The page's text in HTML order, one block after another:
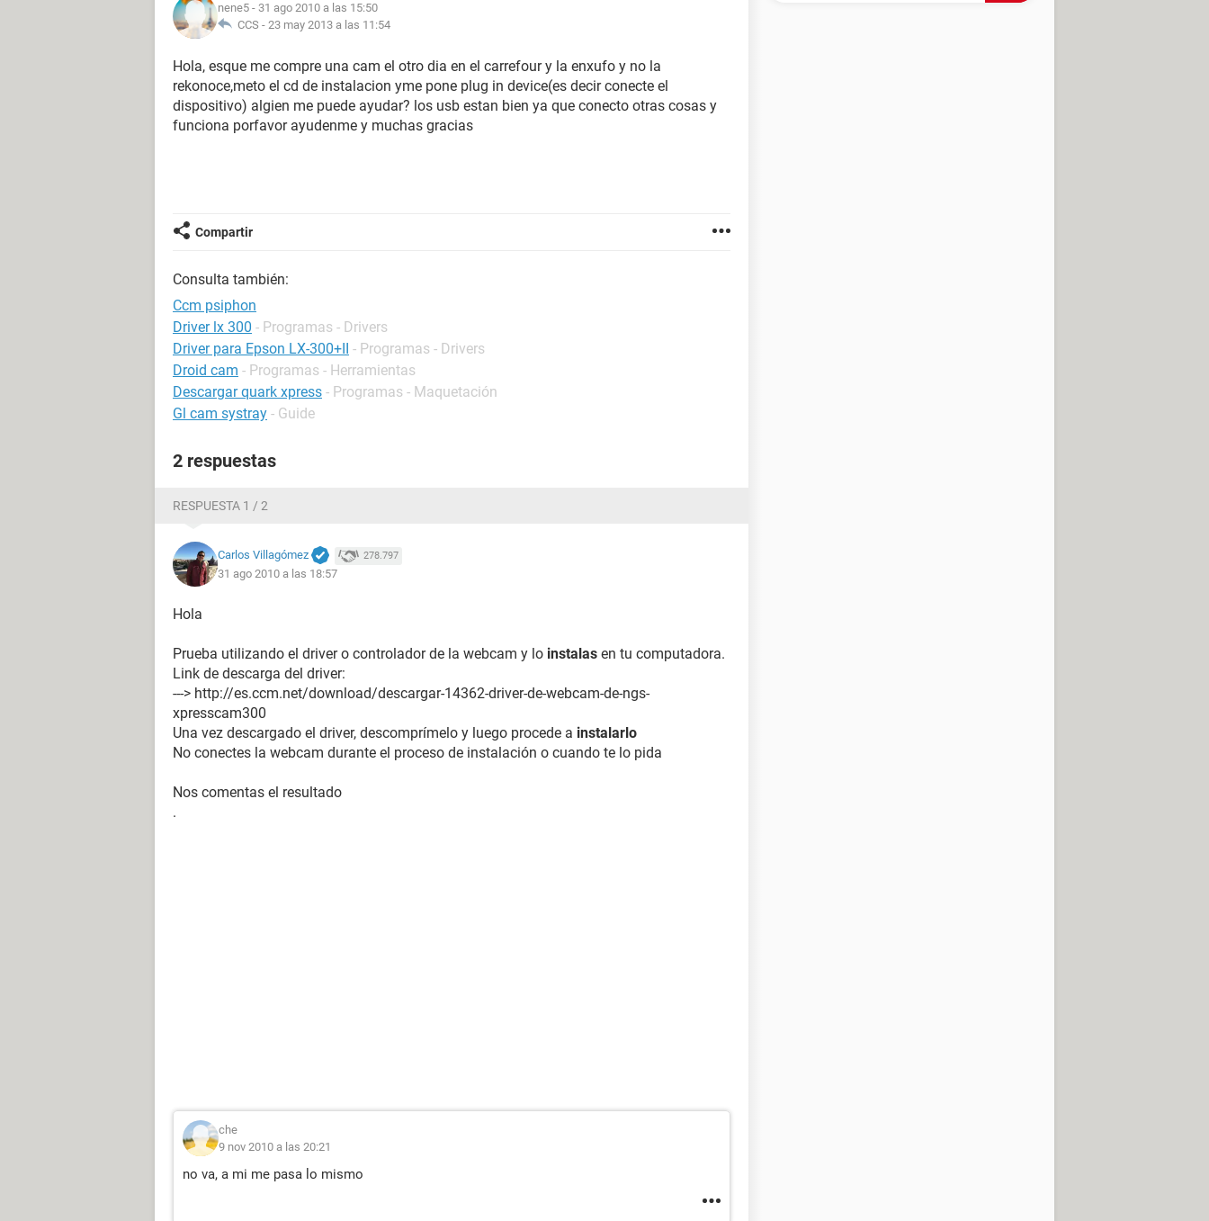
nene5 - 31 ago 2010 a las 15:50
CCS - 23 may 2013 a las 11:54
Hola, esque me compre una cam el otro dia en el carrefour y la enxufo y no la
rekonoce,meto el cd de instalacion yme pone plug in device(es decir conecte el
dispositivo) algien me puede ayudar? los usb estan bien ya que conecto otras cosas y
funciona porfavor ayudenme y muchas gracias
Compartir
Consulta también:
Ccm psiphon
Driver lx 300 - Programas - Drivers
Driver para Epson LX-300+II - Programas - Drivers
Droid cam - Programas - Herramientas
Descargar quark xpress - Programas - Maquetación
Gl cam systray - Guide
2 respuestas
RESPUESTA 1 / 2
Carlos Villagómez 278.797
31 ago 2010 a las 18:57
Hola
Prueba utilizando el driver o controlador de la webcam y lo instalas en tu computadora.
Link de descarga del driver:
---> http://es.ccm.net/download/descargar-14362-driver-de-webcam-de-ngs-
xpresscam300
Una vez descargado el driver, descomprímelo y luego procede a instalarlo
No conectes la webcam durante el proceso de instalación o cuando te lo pida
Nos comentas el resultado
.
che
9 nov 2010 a las 20:21
no va, a mi me pasa lo mismo